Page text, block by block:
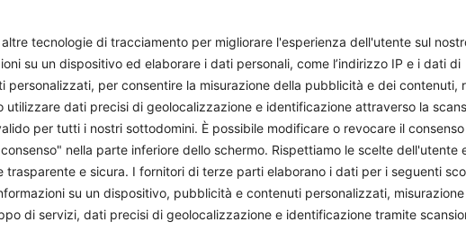
tecnologie di tracciamento per migliorare l'esperienza dell'utente sul
su un dispositivo ed elaborare i dati personali, come l’indirizzo IP e i dati di
per consentire la misurazione della pubblicità e dei contenuti,
dati precisi di geolocalizzazione e identificazione attraverso la
per tutti i nostri sottodomini. È possibile modificare o revocare il
nella parte inferiore dello schermo. Rispettiamo le scelte dell'utente
e sicura. I fornitori di terze parti elaborano i dati per i seguenti
su un dispositivo, pubblicità e contenuti personalizzati,
di servizi, dati precisi di geolocalizzazione e identificazione tramite
professionisti e appassionati che si impegnano volontariamente
che facciamo, sostienici: costa quanto un paio di caffè al mese.